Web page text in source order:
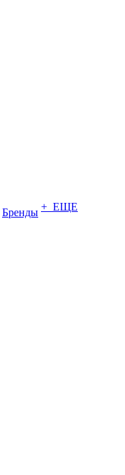
Бренды + ЕЩЕ